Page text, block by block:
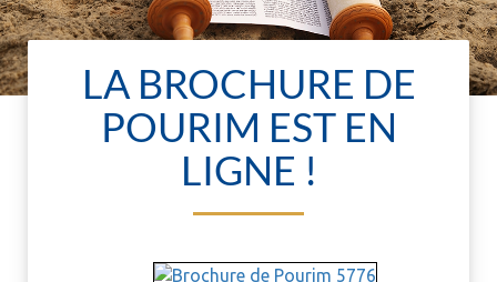
LA BROCHURE DE
POURIM EST EN
LIGNE !